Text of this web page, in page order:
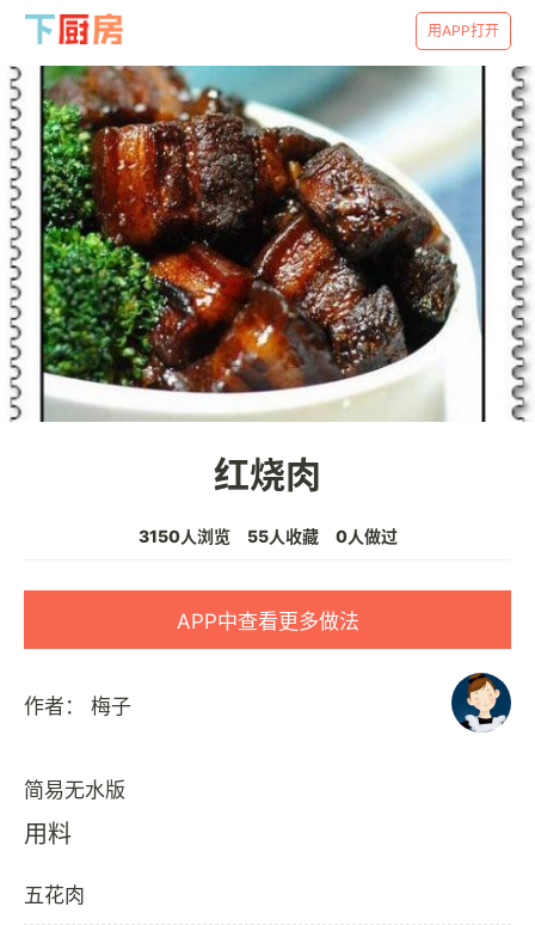
用APP打开
红烧肉
3150人浏览 55人收藏 0人做过
APP中查看更多做法
作者： 梅子
用料
五花肉